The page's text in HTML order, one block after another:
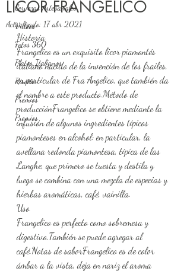
Cervezas Artesanales
Videos
Fotos 360
Platos Italianos
Risotto
Premios
Premios
LICOR FRANGELICO
Actualizado: 17 abr 2021
Historia
Frangelico es un exquisito licor piamontés
italiano nacido de la invención de los frailes,
en particular de Fra Angelico, que también da
el nombre a este producto.Método de
producciónFrangelico se obtiene mediante la
infusión de algunos ingredientes típicos
piamonteses en alcohol: en particular, la
avellana redonda piamontesa, típica de las
Langhe, que primero se tuesta y destila y
luego se combina con una mezcla de especias y
hierbas aromáticas, café, vainilla.
Uso
Frangelico es perfecto como sobremesa y
digestivo.También se puede agregar al
café.Notas de saborFrangelico es de color
ámbar a la vista, deja en nariz el aroma